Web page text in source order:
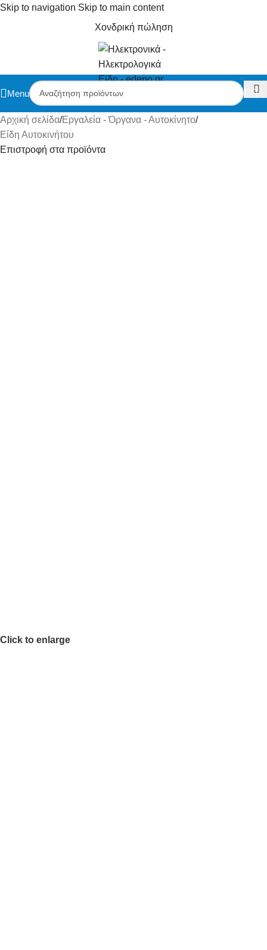
Skip to navigation Skip to main content
Χονδρική πώληση
Menu
Αρχική σελίδα/Εργαλεία - Όργανα - Αυτοκίνητο/
Είδη Αυτοκινήτου
Επιστροφή στα προϊόντα
Click to enlarge